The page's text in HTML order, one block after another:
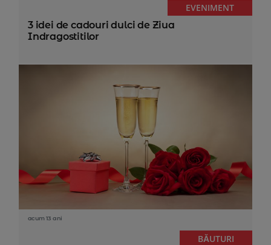
EVENIMENT
3 idei de cadouri dulci de Ziua
Indragostitilor
acum 13 ani
BĂUTURI